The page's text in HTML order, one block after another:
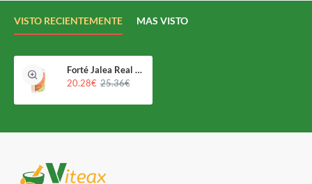
VISTO RECIENTEMENTE MAS VISTO
Forté Jalea Real 2000 Mg Bio
20.28€ 25.36€